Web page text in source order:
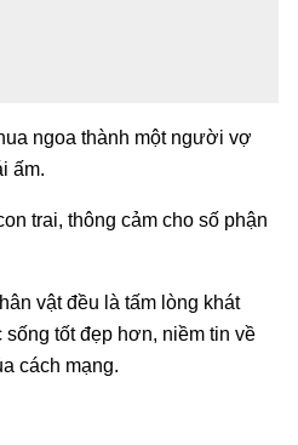
ngoa thành một người vợ
ấm.
trai, thông cảm cho số phận
vật đều là tấm lòng khát
tốt đẹp hơn, niềm tin về
cách mạng.